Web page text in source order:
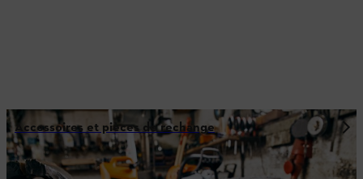
Accessoires et pièces de rechange